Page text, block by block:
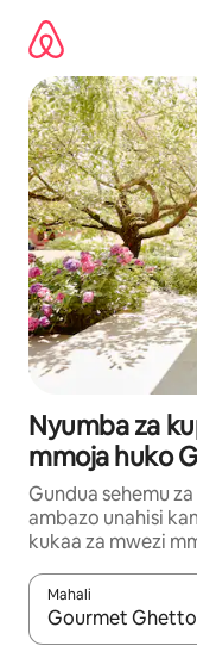
kwenda
kwenye
maudhui
Nyumba za
mmoja huko
Gundua sehemu
ambazo unahisi
kukaa za mwezi
Mahali
Wakati matokeo